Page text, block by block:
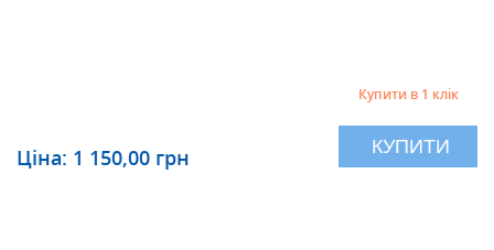
Ціна: 1 150,00 грн
Купити в 1 клік
КУПИТИ